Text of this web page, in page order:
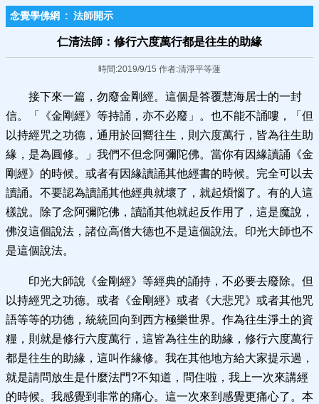
念覺學佛網 : 法師開示
仁清法師：修行六度萬行都是往生的助緣
時間:2019/9/15 作者:清淨平等蓮
接下來一篇，勿廢金剛經。這個是答覆慧海居士的一封
信。「《金剛經》等持誦，亦不必廢」。也不能不誦嘍，「但
以持經咒之功德，通用於回嚮往生，則六度萬行，皆為往生助
緣，是為圓修。」我們不但念阿彌陀佛。當你有因緣讀誦《金
剛經》的時候。或者有因緣讀誦其他經書的時候。完全可以去
讀誦。不要認為讀誦其他經典就壞了，就起煩惱了。有的人這
樣說。除了念阿彌陀佛，讀誦其他就起反作用了，這是魔說，
佛沒這個說法，諸位高僧大德也不是這個說法。印光大師也不
是這個說法。
印光大師說《金剛經》等經典的誦持，不必要去廢除。但
以持經咒之功德。或者《金剛經》或者《大悲咒》或者其他咒
語等等的功德，統統回向到西方極樂世界。作為往生淨土的資
糧，則就是修行六度萬行，這皆為往生的助緣，修行六度萬行
都是往生的助緣，這叫作緣修。我在其他地方給大家提示過，
就是請問放生是什麼法門?不知道，問住啦，我上一次來講經
的時候。我感覺到非常的痛心。這一次來到感覺更痛心了。本